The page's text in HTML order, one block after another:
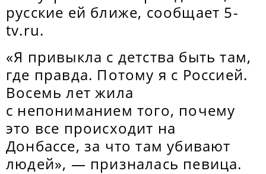
русские ей ближе, сообщает 5-
tv.ru.
«Я привыкла с детства быть там,
где правда. Потому я с Россией.
Восемь лет жила
с непониманием того, почему
это все происходит на
Донбассе, за что там убивают
людей», — призналась певица.